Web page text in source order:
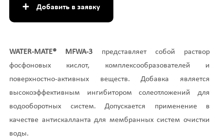
+ Добавить в заявку
WATER-MATE® MFWA-3 представляет собой раствор
фосфоновых кислот, комплексообразователей и
поверхностно-активных веществ. Добавка является
высокоэффективным ингибитором солеотложений для
водооборотных систем. Допускается применение в
качестве антискалланта для мембранных систем очистки
воды.